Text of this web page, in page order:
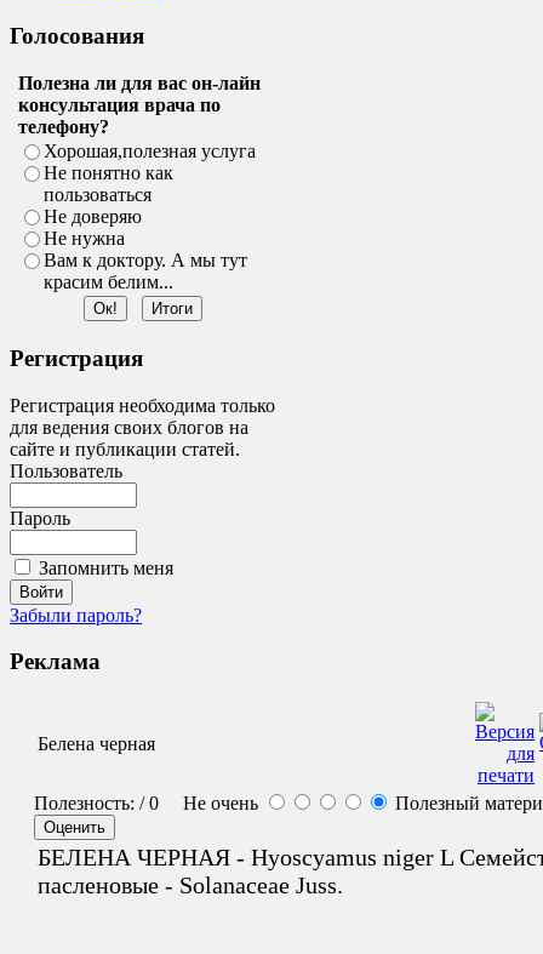
Голосования
Полезна ли для вас он-лайн
консультация врача по
телефону?
Хорошая,полезная услуга
Не понятно как
пользоваться
Не доверяю
Не нужна
Вам к доктору. А мы тут
красим белим...
Регистрация
Регистрация необходима только
для ведения своих блогов на
сайте и публикации статей.
Пользователь
Пароль
Запомнить меня
Забыли пароль?
Реклама
Белена черная
Полезность: / 0 Не очень Полезный
БЕЛЕНА ЧЕРНАЯ - Hyoscyamus niger L
пасленовые - Solanaceae Juss.